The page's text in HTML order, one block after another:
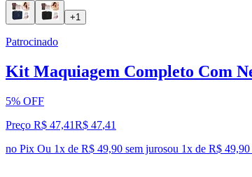
+1
Patrocinado
Kit Maquiagem Completo Com
5% OFF
Preço R$ 47,41R$ 47,41
no Pix Ou 1x de R$ 49,90 sem jurosou 1x de R$ 49,90